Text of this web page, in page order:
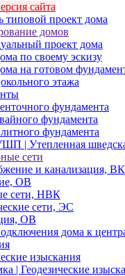
сайта
типовой проект дома
домов
проект дома
по своему эскизу
на готовом
этажа
фундамента
фундамента
фундамента
| Утепленная
сети
и канализация, ВК
ОВ
сети, НВК
сети, ЭС
ОВ
дома к
изыскания
| Геодезические